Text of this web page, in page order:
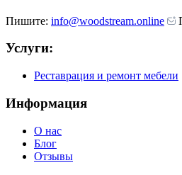
Пишите: info@woodstream.online
Услуги:
Реставрация и ремонт мебели
Информация
О нас
Блог
Отзывы